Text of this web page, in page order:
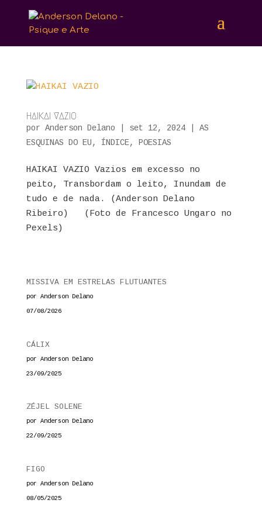
HAIKAI VAZIO
por Anderson Delano set 12, 2024| AS
ESQUINAS DO EU, ÍNDICE, POESIAS
HAIKAI VAZIO Vazios em excesso no
peito, Transbordam o leito, Inundam de
tudo e de nada. (Anderson Delano
Ribeiro) (Foto de Francesco Ungaro no
Pexels)
MISSIVA EM ESTRELAS FLUTUANTES
por Anderson Delano
07/08/2026
CÁLIX
por Anderson Delano
23/09/2025
ZÉJEL SOLENE
por Anderson Delano
22/09/2025
FIGO
por Anderson Delano
08/05/2025